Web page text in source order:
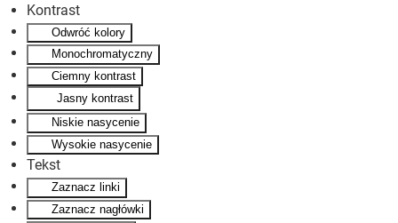
Kontrast
Odwróć kolory
Monochromatyczny
Ciemny kontrast
Jasny kontrast
Niskie nasycenie
Wysokie nasycenie
Tekst
Zaznacz linki
Zaznacz nagłówki
Skip to main content